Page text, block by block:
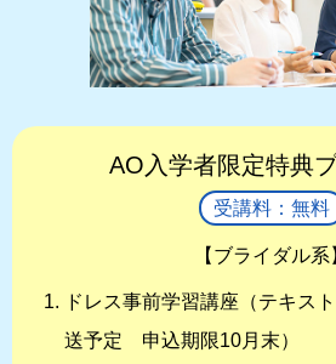
AO入学者限定特典
受講料：無料
【ブライダル系
ドレス事前学習講座（テキス
送予定 申込期限10月末）